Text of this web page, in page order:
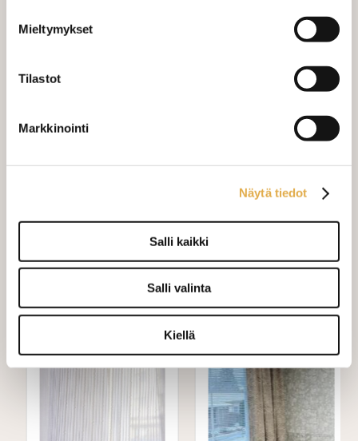
Mieltymykset
Tilastot
Markkinointi
Näytä tiedot
Salli kaikki
Salli valinta
Kiellä
Sivupainot 2kpl + 4,00 €
+ 27,00 €
cm
Mittausohje-sivultalöydät ohjeita
mittaamiseen ja kankaan menekin
ommeltavan jotain muuta niin ota
yhteyttä kangaskeskus@elisanet.fi
Varastossa (5.0 m)